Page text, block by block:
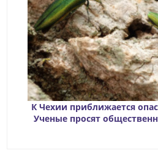
К Чехии приближается
Ученые просят